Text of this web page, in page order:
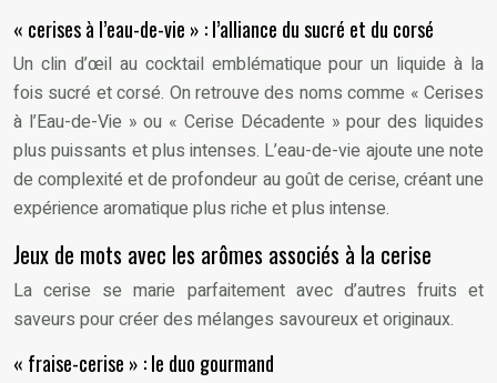
« cerises à l’eau-de-vie » : l’alliance du sucré et du corsé
Un clin d’œil au cocktail emblématique pour un liquide à la
fois sucré et corsé. On retrouve des noms comme « Cerises
à l’Eau-de-Vie » ou « Cerise Décadente » pour des liquides
plus puissants et plus intenses. L’eau-de-vie ajoute une note
de complexité et de profondeur au goût de cerise, créant une
expérience aromatique plus riche et plus intense.
Jeux de mots avec les arômes associés à la cerise
La cerise se marie parfaitement avec d’autres fruits et
saveurs pour créer des mélanges savoureux et originaux.
« fraise-cerise » : le duo gourmand